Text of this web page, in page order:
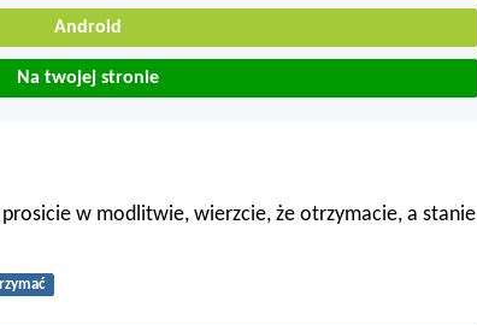
Android
Na twojej stronie
w modlitwie, wierzcie, że otrzymacie, a stanie